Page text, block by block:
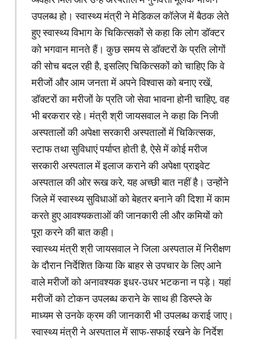
उपलब्ध हो। स्वास्थ्य मंत्री ने मेडिकल कॉलेज में बैठक लेते
हुए स्वास्थ्य विभाग के चिकित्सकों से कहा कि लोग डॉक्टर
को भगवान मानते हैं। कुछ समय से डॉक्टरों के प्रति लोगों
की सोच बदल रही है, इसलिए चिकित्सकों को चाहिए कि वे
मरीजों और आम जनता में अपने विश्वास को बनाए रखें,
डॉक्टरों का मरीजों के प्रति जो सेवा भावना होनी चाहिए, वह
भी बरकरार रहे। मंत्री श्री जायसवाल ने कहा कि निजी
अस्पतालों की अपेक्षा सरकारी अस्पतालों में चिकित्सक,
स्टाफ तथा सुविधाएं पर्याप्त होती है, ऐसे में कोई मरीज
सरकारी अस्पताल में इलाज कराने की अपेक्षा प्राइवेट
अस्पताल की ओर रूख करे, यह अच्छी बात नहीं है। उन्होंने
जिले में स्वास्थ्य सुविधाओं को बेहतर बनाने की दिशा में काम
करते हुए आवश्यकताओं की जानकारी ली और कमियों को
पूरा करने की बात कही।
स्वास्थ्य मंत्री श्री जायसवाल ने जिला अस्पताल में निरीक्षण
के दौरान निर्देशित किया कि बाहर से उपचार के लिए आने
वाले मरीजों को अनावश्यक इधर-उधर भटकना न पड़े। यहां
मरीजों को टोकन उपलब्ध कराने के साथ ही डिस्प्ले के
माध्यम से उनके क्रम की जानकारी भी उपलब्ध कराई जाए।
स्वास्थ्य मंत्री ने अस्पताल में साफ-सफाई रखने के निर्देश